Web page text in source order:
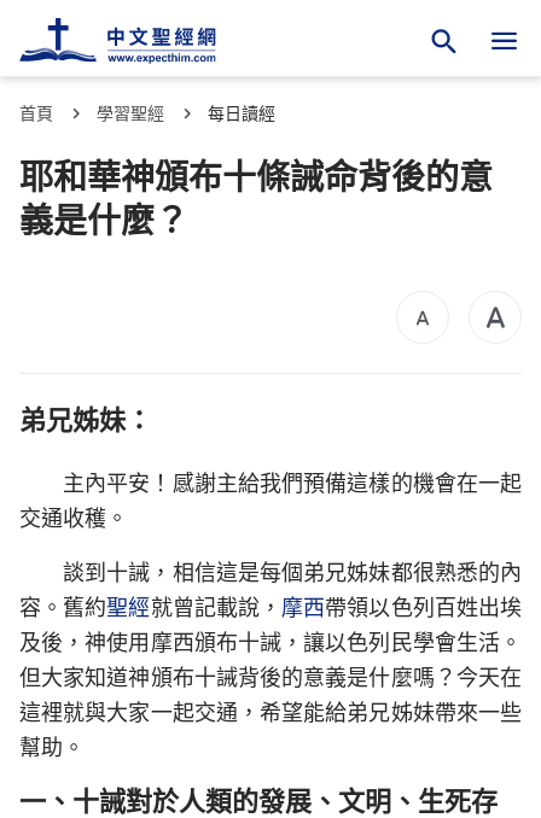
首頁 學習聖經 每日讀經
耶和華神頒布十條誡命背後的意
義是什麼？
弟兄姊妹：
主內平安！感謝主給我們預備這樣的機會在一起
交通收穫。
談到十誡，相信這是每個弟兄姊妹都很熟悉的內
容。舊約聖經就曾記載說， 摩西帶領以色列百姓出埃
及後，神使用摩西頒布十誡，讓以色列民學會生活。
但大家知道神頒布十誡背後的意義是什麼嗎？今天在
這裡就與大家一起交通，希望能給弟兄姊妹帶來一些
幫助。
一、十誡對於人類的發展、文明、生死存